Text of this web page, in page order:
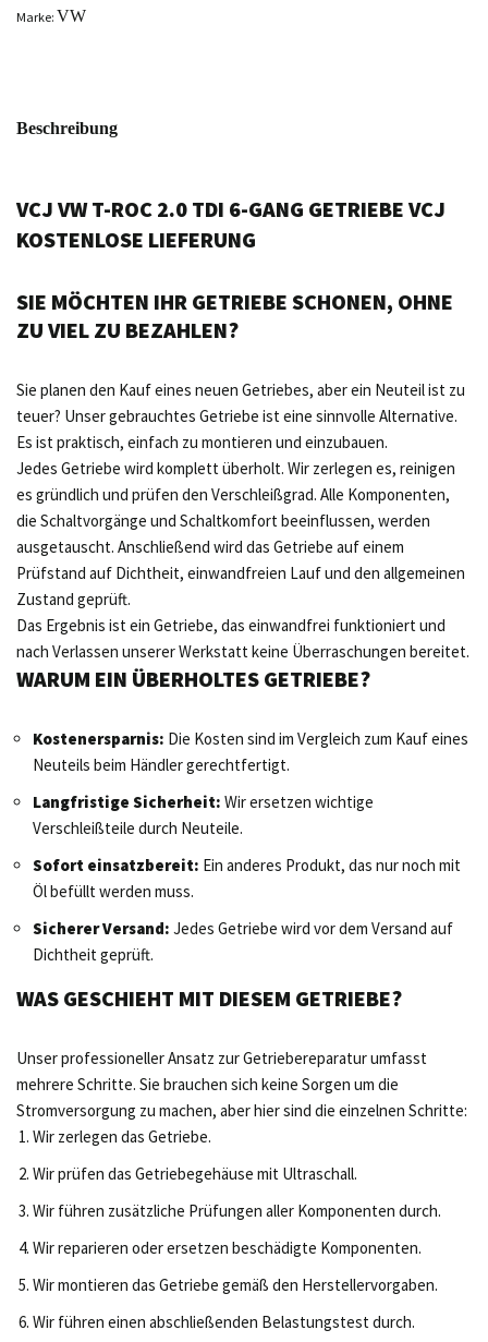
Marke: VW
Beschreibung
VCJ VW T-ROC 2.0 TDI 6-GANG GETRIEBE VCJ
KOSTENLOSE LIEFERUNG
SIE MÖCHTEN IHR GETRIEBE SCHONEN, OHNE
ZU VIEL ZU BEZAHLEN?
Sie planen den Kauf eines neuen Getriebes, aber ein Neuteil ist zu
teuer? Unser gebrauchtes Getriebe ist eine sinnvolle Alternative.
Es ist praktisch, einfach zu montieren und einzubauen.
Jedes Getriebe wird komplett überholt. Wir zerlegen es, reinigen
es gründlich und prüfen den Verschleißgrad. Alle Komponenten,
die Schaltvorgänge und Schaltkomfort beeinflussen, werden
ausgetauscht. Anschließend wird das Getriebe auf einem
Prüfstand auf Dichtheit, einwandfreien Lauf und den allgemeinen
Zustand geprüft.
Das Ergebnis ist ein Getriebe, das einwandfrei funktioniert und
nach Verlassen unserer Werkstatt keine Überraschungen bereitet.
WARUM EIN ÜBERHOLTES GETRIEBE?
Kostenersparnis: Die Kosten sind im Vergleich zum Kauf eines
Neuteils beim Händler gerechtfertigt.
Langfristige Sicherheit: Wir ersetzen wichtige
Verschleißteile durch Neuteile.
Sofort einsatzbereit: Ein anderes Produkt, das nur noch mit
Öl befüllt werden muss.
Sicherer Versand: Jedes Getriebe wird vor dem Versand auf
Dichtheit geprüft.
WAS GESCHIEHT MIT DIESEM GETRIEBE?
Unser professioneller Ansatz zur Getriebereparatur umfasst
mehrere Schritte. Sie brauchen sich keine Sorgen um die
Stromversorgung zu machen, aber hier sind die einzelnen Schritte:
Wir zerlegen das Getriebe.
Wir prüfen das Getriebegehäuse mit Ultraschall.
Wir führen zusätzliche Prüfungen aller Komponenten durch.
Wir reparieren oder ersetzen beschädigte Komponenten.
Wir montieren das Getriebe gemäß den Herstellervorgaben.
Wir führen einen abschließenden Belastungstest durch.